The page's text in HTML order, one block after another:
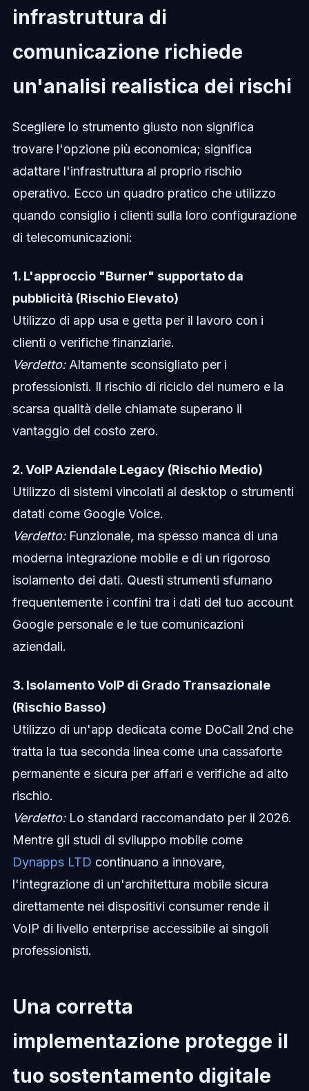
infrastruttura di
comunicazione richiede
un'analisi realistica dei rischi
Scegliere lo strumento giusto non significa
trovare l'opzione più economica; significa
adattare l'infrastruttura al proprio rischio
operativo. Ecco un quadro pratico che utilizzo
quando consiglio i clienti sulla loro configurazione
di telecomunicazioni:
1. L'approccio "Burner" supportato da
pubblicità (Rischio Elevato)
Utilizzo di app usa e getta per il lavoro con i
clienti o verifiche finanziarie.
Verdetto:Altamente sconsigliato per i
professionisti. Il rischio di riciclo del numero e la
scarsa qualità delle chiamate superano il
vantaggio del costo zero.
2. VoIP Aziendale Legacy (Rischio Medio)
Utilizzo di sistemi vincolati al desktop o strumenti
datati come Google Voice.
Verdetto:Funzionale, ma spesso manca di una
moderna integrazione mobile e di un rigoroso
isolamento dei dati. Questi strumenti sfumano
frequentemente i confini tra i dati del tuo account
Google personale e le tue comunicazioni
aziendali.
3. Isolamento VoIP di Grado Transazionale
(Rischio Basso)
Utilizzo di un'app dedicata come DoCall 2nd che
tratta la tua seconda linea come una cassaforte
permanente e sicura per affari e verifiche ad alto
rischio.
Verdetto:Lo standard raccomandato per il 2026.
Mentre gli studi di sviluppo mobile come
Dynapps LTD continuano a innovare,
l'integrazione di un'architettura mobile sicura
direttamente nei dispositivi consumer rende il
VoIP di livello enterprise accessibile ai singoli
professionisti.
Una corretta
implementazione protegge il
tuo sostentamento digitale